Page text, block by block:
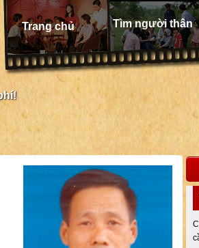
Trang chủ Tìm người thân